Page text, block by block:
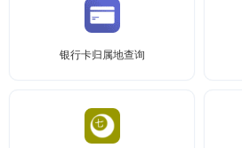
银行卡归属地查询